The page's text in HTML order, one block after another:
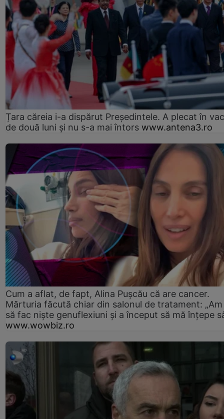
Țara căreia i-a dispărut Președintele. A plecat în
de două luni și nu s-a mai întors www.antena3.ro
Cum a aflat, de fapt, Alina Pușcău că are cancer.
Mărturia făcută chiar din salonul de tratament:
să fac niște genuflexiuni și a început să mă înțepe
www.wowbiz.ro